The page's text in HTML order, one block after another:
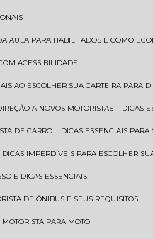
AULA PARA HABILITADOS E COMO
ACESSIBILIDADE
AO ESCOLHER SUA CARTEIRA PARA
A NOVOS MOTORISTAS DICAS
DE CARRO DICAS ESSENCIAIS
DICAS IMPERDÍVEIS PARA ESCOLHER
E DICAS ESSENCIAIS
DE ÔNIBUS E SEUS REQUISITOS
MOTORISTA PARA MOTO